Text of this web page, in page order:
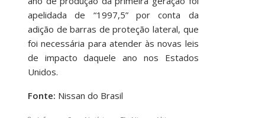
apelidada de “1997,5” por conta da
adição de barras de proteção lateral, que
foi necessária para atender às novas leis
de impacto daquele ano nos Estados
Unidos.
Fonte: Nissan do Brasil